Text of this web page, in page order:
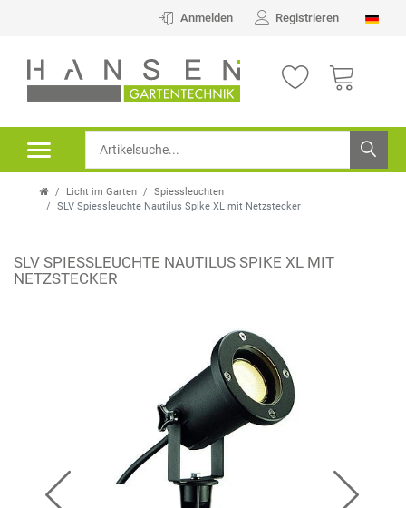
Anmelden Registrieren
Licht im Garten
Spiessleuchten
SLV Spiessleuchte Nautilus Spike XL mit Netzstecker
SLV SPIESSLEUCHTE NAUTILUS SPIKE XL MIT
NETZSTECKER